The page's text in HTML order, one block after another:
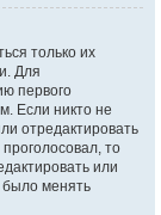
только их
Для
первого
Если никто не
отредактировать
то
или
было менять